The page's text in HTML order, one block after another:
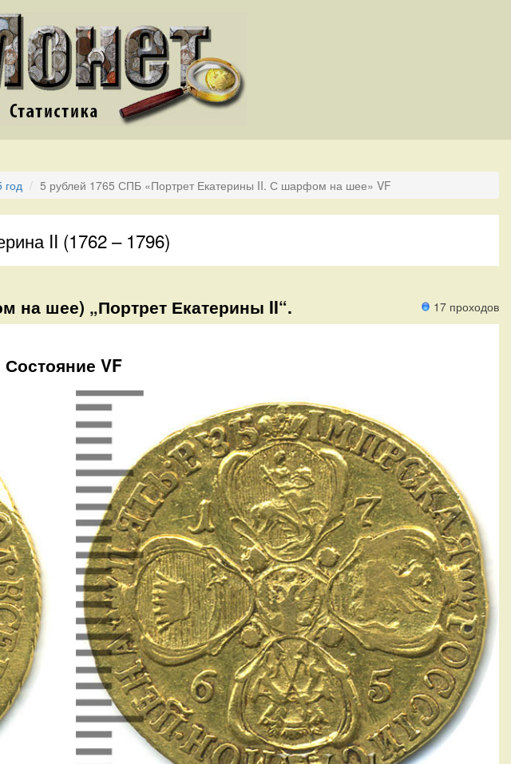
год 5 рублей 1765 СПБ «Портрет Екатерины II. С шарфом на шее» VF
II (1762 – 1796)
17 проходов
на шее) „Портрет Екатерины II“.
Состояние VF